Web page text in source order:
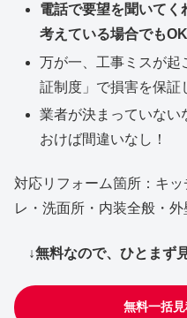
電話で要望を聞いてく
考えている場合でもOK
万が一、工事ミスが起
証制度」で損害を保証
業者が決まっていない
おけば間違いなし！
対応リフォーム箇所：キ
レ・洗面所・内装全般・
↓無料なので、ひとまず
無料一括